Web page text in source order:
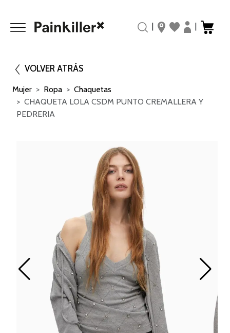
VOLVER ATRÁS
Mujer Ropa
Chaquetas
CHAQUETA LOLA CSDM PUNTO CREMALLERA Y
PEDRERIA